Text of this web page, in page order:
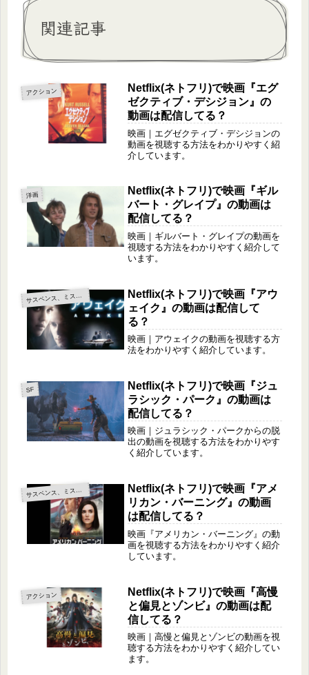
関連記事
アクション
Netflix(ネトフリ)で映画『エグ
ゼクティブ・デシジョン』の
動画は配信してる？
映画｜エグゼクティブ・デシジョンの
動画を視聴する方法をわかりやすく紹
介しています。
洋画
Netflix(ネトフリ)で映画『ギル
バート・グレイプ』の動画は
配信してる？
映画｜ギルバート・グレイプの動画を
視聴する方法をわかりやすく紹介して
います。
サ
スペンス、ミステリー
Netflix(ネトフリ)で映画『アウ
ェイク』の動画は配信して
る？
映画｜アウェイクの動画を視聴する方
法をわかりやすく紹介しています。
SF
Netflix(ネトフリ)で映画『ジュ
ラシック・パーク』の動画は
配信してる？
映画｜ジュラシック・パークからの脱
出の動画を視聴する方法をわかりやす
く紹介しています。
サ
スペンス、ミステリー
Netflix(ネトフリ)で映画『アメ
リカン・バーニング』の動画
は配信してる？
映画『アメリカン・バーニング』の動
画を視聴する方法をわかりやすく紹介
しています。
アクション
Netflix(ネトフリ)で映画『高慢
と偏見とゾンビ』の動画は配
信してる？
映画｜高慢と偏見とゾンビの動画を視
聴する方法をわかりやすく紹介してい
ます。